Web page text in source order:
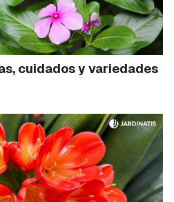
cuidados y variedades